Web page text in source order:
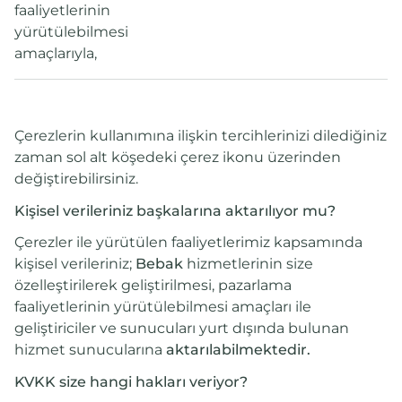
faaliyetlerinin
yürütülebilmesi
amaçlarıyla,
Çerezlerin kullanımına ilişkin tercihlerinizi dilediğiniz
zaman sol alt köşedeki çerez ikonu üzerinden
değiştirebilirsiniz.
Kişisel verileriniz başkalarına aktarılıyor mu?
Çerezler ile yürütülen faaliyetlerimiz kapsamında
kişisel verileriniz; Bebak hizmetlerinin size
özelleştirilerek geliştirilmesi, pazarlama
faaliyetlerinin yürütülebilmesi amaçları ile
geliştiriciler ve sunucuları yurt dışında bulunan
hizmet sunucularına aktarılabilmektedir.
KVKK size hangi hakları veriyor?